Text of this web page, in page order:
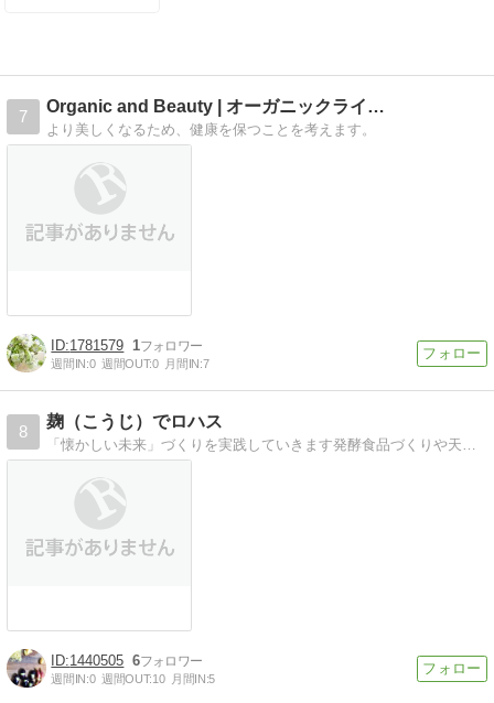
7
Organic and Beauty | オーガニックライ…
より美しくなるため、健康を保つことを考えます。
1781579 1
週間IN:0 週間OUT:0 月間IN:7
8
麹（こうじ）でロハス
「懐かしい未来」づくりを実践していきます発酵食品づくりや天然酵母パンづくりなどわかりやすくお伝えしていきます。
1440505 6
週間IN:0 週間OUT:10 月間IN:5